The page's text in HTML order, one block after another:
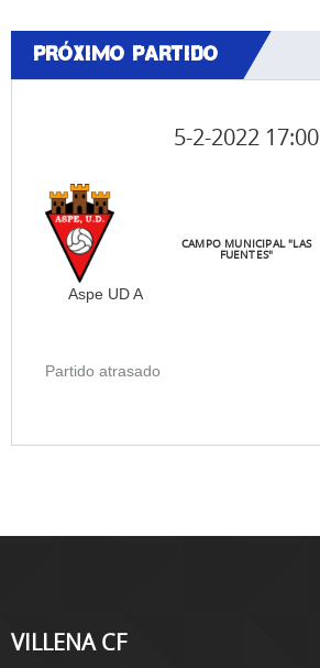
PRÓXIMO PARTIDO
5-2-2022 17:00
Aspe UD A
CAMPO MUNICIPAL "LAS
FUENTES"
Partido atrasado
VILLENA CF